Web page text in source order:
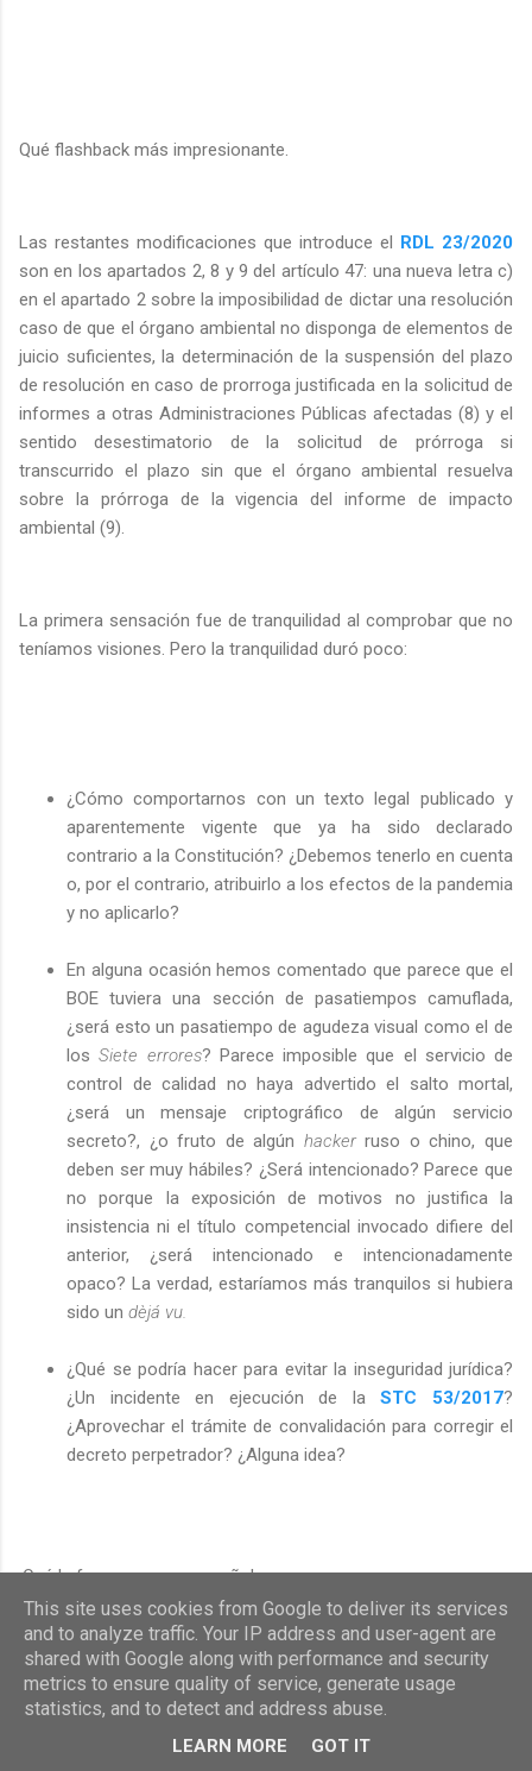
Qué flashback más impresionante.
Las restantes modificaciones que introduce el RDL 23/2020
son en los apartados 2, 8 y 9 del artículo 47: una nueva letra c)
en el apartado 2 sobre la imposibilidad de dictar una resolución
caso de que el órgano ambiental no disponga de elementos de
juicio suficientes, la determinación de la suspensión del plazo
de resolución en caso de prorroga justificada en la solicitud de
informes a otras Administraciones Públicas afectadas (8) y el
sentido desestimatorio de la solicitud de prórroga si
transcurrido el plazo sin que el órgano ambiental resuelva
sobre la prórroga de la vigencia del informe de impacto
ambiental (9).
La primera sensación fue de tranquilidad al comprobar que no
teníamos visiones. Pero la tranquilidad duró poco:
¿Cómo comportarnos con un texto legal publicado y
aparentemente vigente que ya ha sido declarado
contrario a la Constitución? ¿Debemos tenerlo en cuenta
o, por el contrario, atribuirlo a los efectos de la pandemia
y no aplicarlo?
En alguna ocasión hemos comentado que parece que el
BOE tuviera una sección de pasatiempos camuflada,
¿será esto un pasatiempo de agudeza visual como el de
losSiete errores? Parece imposible que el servicio de
control de calidad no haya advertido el salto mortal,
¿será un mensaje criptográfico de algún servicio
secreto?, ¿o fruto de algún hackerruso o chino, que
deben ser muy hábiles? ¿Será intencionado? Parece que
no porque la exposición de motivos no justifica la
insistencia ni el título competencial invocado difiere del
anterior, ¿será intencionado e intencionadamente
opaco? La verdad, estaríamos más tranquilos si hubiera
sido un dèjá vu.
¿Qué se podría hacer para evitar la inseguridad jurídica?
¿Un incidente en ejecución de laSTC 53/2017?
¿Aprovechar el trámite de convalidación para corregir el
decreto perpetrador? ¿Alguna idea?
¡Qué la fuerza nos acompañe!
This site uses cookies from Google to deliver its services
and to analyze traffic. Your IP address and user-agent are
shared with Google along with performance and security
metrics to ensure quality of service, generate usage
statistics, and to detect and address abuse.
LEARN MORE GOT IT